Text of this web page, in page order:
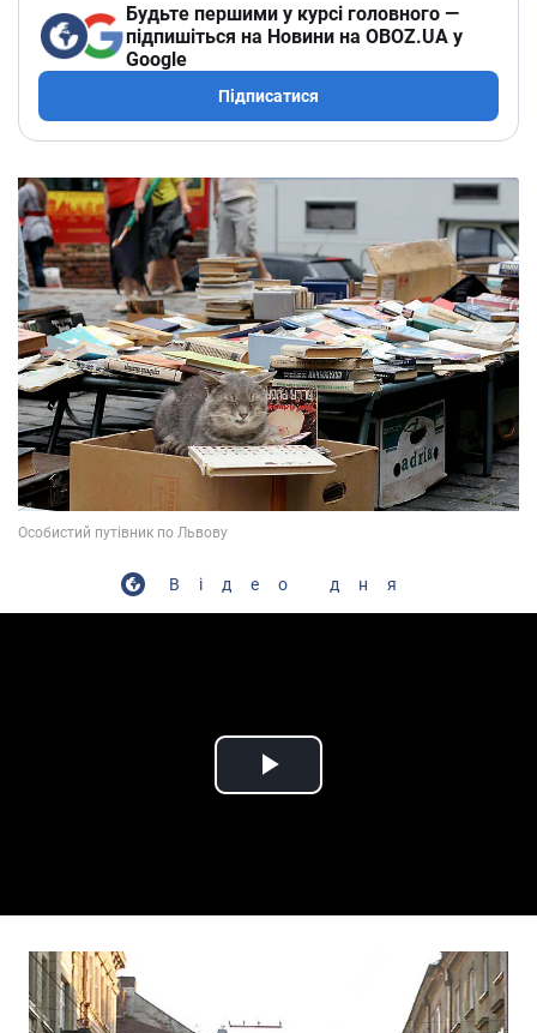
Будьте першими у курсі головного —
підпишіться на Новини на OBOZ.UA у
Google
Підписатися
Відео дня
Play Video